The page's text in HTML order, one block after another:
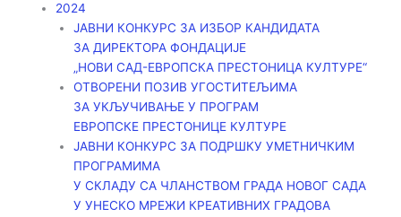
2024
ЈАВНИ КОНКУРС ЗА ИЗБОР КАНДИДАТА
ЗА ДИРЕКТОРА ФОНДАЦИЈЕ
„НОВИ САД-ЕВРОПСКА ПРЕСТОНИЦА КУЛТУРЕ“
ОТВОРЕНИ ПОЗИВ УГОСТИТЕЉИМА
ЗА УКЉУЧИВАЊЕ У ПРОГРАМ
ЕВРОПСКЕ ПРЕСТОНИЦЕ КУЛТУРЕ
ЈАВНИ КОНКУРС ЗА ПОДРШКУ УМЕТНИЧКИМ
ПРОГРАМИМА
У СКЛАДУ СА ЧЛАНСТВОМ ГРАДА НОВОГ САДА
У УНЕСКО МРЕЖИ КРЕАТИВНИХ ГРАДОВА